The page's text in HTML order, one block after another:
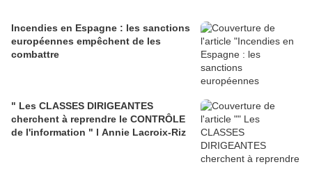
Incendies en Espagne : les sanctions
européennes empêchent de les
combattre
" Les CLASSES DIRIGEANTES
cherchent à reprendre le CONTRÔLE
de l'information " l Annie Lacroix-Riz